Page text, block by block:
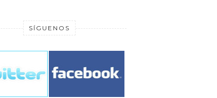
SÍGUENOS